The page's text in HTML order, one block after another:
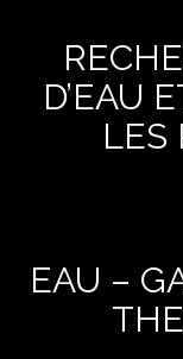
D’EAU
LES
EAU –